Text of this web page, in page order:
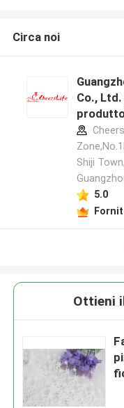
Circa noi
Co.,
Shiji
5.0
Ottieni